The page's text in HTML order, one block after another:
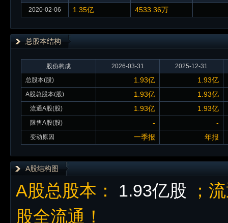
2020-02-06
1.35亿 4533.36万
总股本结构
股份构成 2026-03-31
2025-12-31
总股本(股)
1.93亿 1.93亿
A股总股本(股) 1.93亿 1.93亿
流通A股(股) 1.93亿 1.93亿
限售A股(股) - -
变动原因 一季报 年报
A股结构图
A股总股本： 1.93亿股
；
股全流通！